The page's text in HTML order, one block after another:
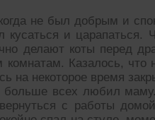
не был добрым и
кусаться и
делают коты перед
Казалось, что
на некоторое время
всех любил
с работы